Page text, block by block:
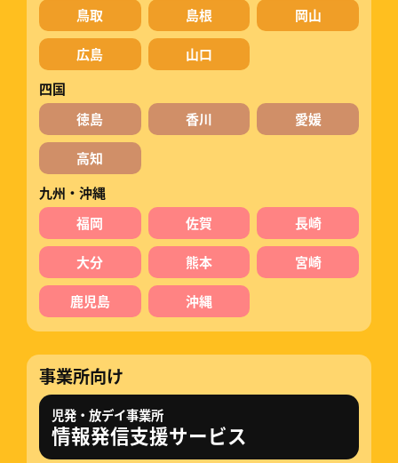
鳥取
島根 岡山
広島
山口
四国
徳島
香川 愛媛
高知
九州・沖縄
福岡
佐賀 長崎
大分 熊本 宮崎
鹿児島 沖縄
事業所向け
児発・放デイ事業所
情報発信支援サービス